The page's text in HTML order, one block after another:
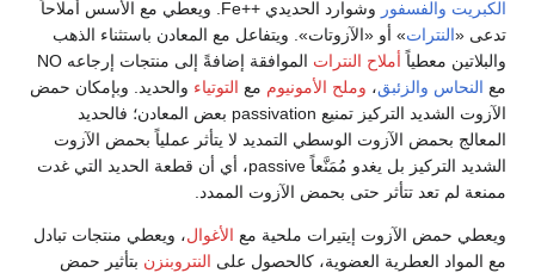
الكبريت والفسفور
وشوارد الحديدي ++Fe. ويعطي مع الأسس أملاحاً
تدعى «النترات» أو «الآزوتات». ويتفاعل مع المعادن باستثناء الذهب
والبلاتين معطياً أملاح النترات
الموافقة إضافةً إلى منتجات إرجاعه NO
مع النحاس والزئبق، وملح الأمونيوم مع التوتياء والحديد. وبإمكان حمض
الآزوت الشديد التركيز تمنيع passivation بعض المعادن؛ فالحديد
المعالج بحمض الآزوت الوسطي التمديد لا يتأثر عملياً بحمض الآزوت
الشديد التركيز بل يغدو مُمَنَّعاً passive، أي أن قطعة الحديد التي غدت
ممنعة لم تعد تتأثر حتى بحمض الآزوت الممدد.
ويعطي حمض الآزوت إيتيرات ملحية مع الأغوال، ويعطي منتجات تبادل
مع المواد العطرية العضوية، كالحصول على النتروبنزن بتأثير حمض